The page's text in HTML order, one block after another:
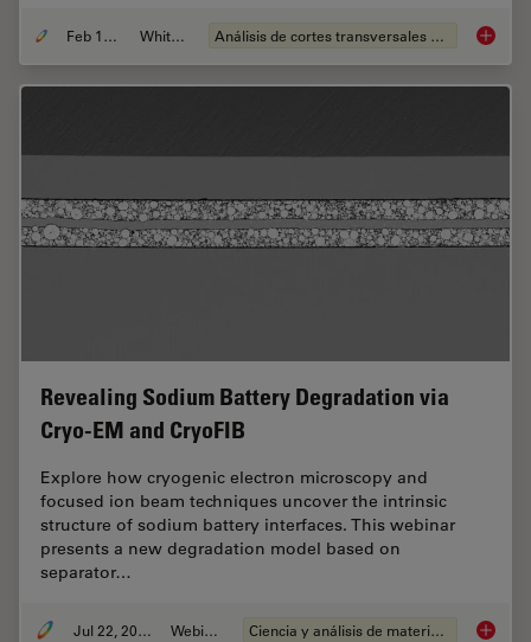
Feb 12, 2026 Whitepaper Análisis de cortes transversales para la microelectrónica Burr
Revealing Sodium Battery Degradation via
Cryo-EM and CryoFIB
Explore how cryogenic electron microscopy and
focused ion beam techniques uncover the intrinsic
structure of sodium battery interfaces. This webinar
presents a new degradation model based on
separator…
Jul 22, 2025 Webinar Ciencia y análisis de materiales